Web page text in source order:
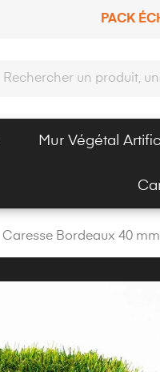
PACK
Mur Végétal
Caresse Bordeaux 40